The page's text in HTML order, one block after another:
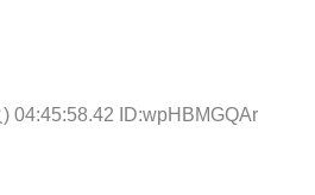
04:45:58.42 ID:wpHBMGQAr